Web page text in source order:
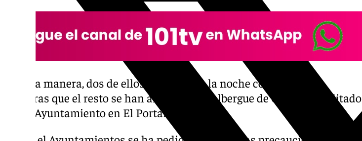
De esta manera, dos de ellos han pasado la noche con familiares,
mientras que el resto se han alojado en el albergue de Cáritas habilitado
por el Ayuntamiento en El Portal.